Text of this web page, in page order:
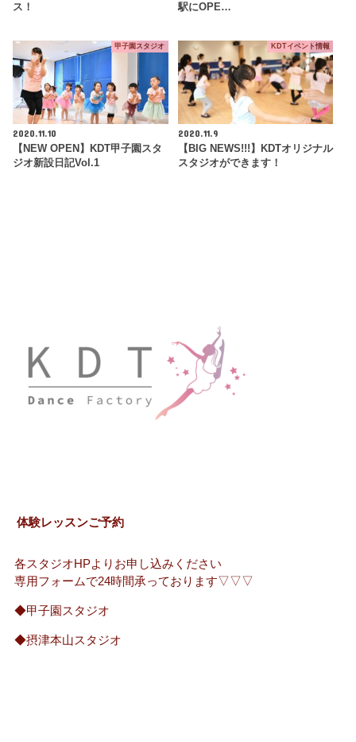
ス！
駅にOPE…
甲子園スタジオ
2020.11.10
【NEW OPEN】KDT甲子園スタ
ジオ新設日記Vol.1
KDTイベント情報
2020.11.9
【BIG NEWS!!!】KDTオリジナル
スタジオができます！
体験レッスンご予約
各スタジオHPよりお申し込みください
専用フォームで24時間承っております▽▽▽
◆甲子園スタジオ
◆摂津本山スタジオ